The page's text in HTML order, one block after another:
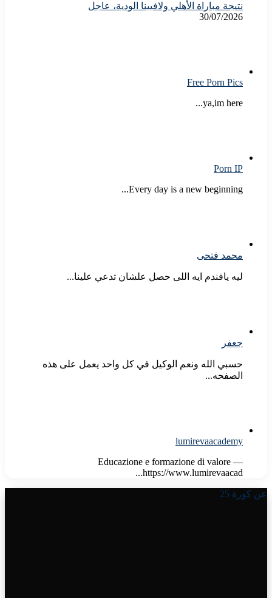
نتيجة مباراة الأهلي ولافيينا الودية، عاجل
30/07/2026
Free Porn Pics
ya,im here...
Porn IP
Every day is a new beginning...
محمد فتحى
ليه يافندم ايه اللى حصل علشان تدعي علينا...
جعفر
حسبي الله ونعم الوكيل في كل واحد يعمل على هذه
الصفحه...
lumirevaacademy
Educazione e formazione di valore —
https://www.lumirevaacad...
عن كورة 25